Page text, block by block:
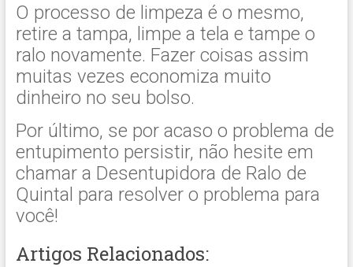
O processo de limpeza é o mesmo,
retire a tampa, limpe a tela e tampe o
ralo novamente. Fazer coisas assim
muitas vezes economiza muito
dinheiro no seu bolso.
Por último, se por acaso o problema de
entupimento persistir, não hesite em
chamar a Desentupidora de Ralo de
Quintal para resolver o problema para
você!
Artigos Relacionados: